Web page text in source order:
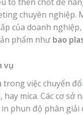
tố then chốt để
chuyên
của doanh
phẩm như bao
vụ
việc chuyển
mica. Các cơ
phun độ phân giải